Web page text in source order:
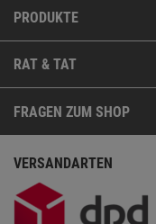
PRODUKTE
RAT & TAT
FRAGEN ZUM SHOP
VERSANDARTEN